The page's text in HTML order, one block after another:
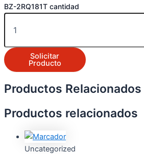
BZ-2RQ181T cantidad
Solicitar
Producto
Productos Relacionados
Productos relacionados
Uncategorized